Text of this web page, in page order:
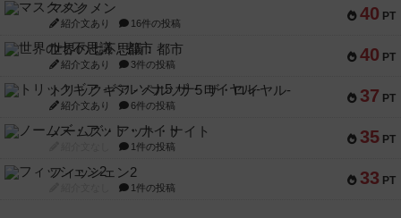
40 PT
マスクメン
紹介文あり 16件の投稿
40 PT
世界の七不思議：都市
紹介文あり 3件の投稿
37 PT
トリックギア - ペルソナ5 ザ・ロイヤル-
紹介文あり 6件の投稿
35 PT
ノームズ・アット・ナイト
1件の投稿
33 PT
フィッシェン2
1件の投稿